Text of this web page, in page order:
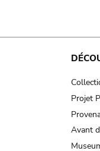
Projet
Avant